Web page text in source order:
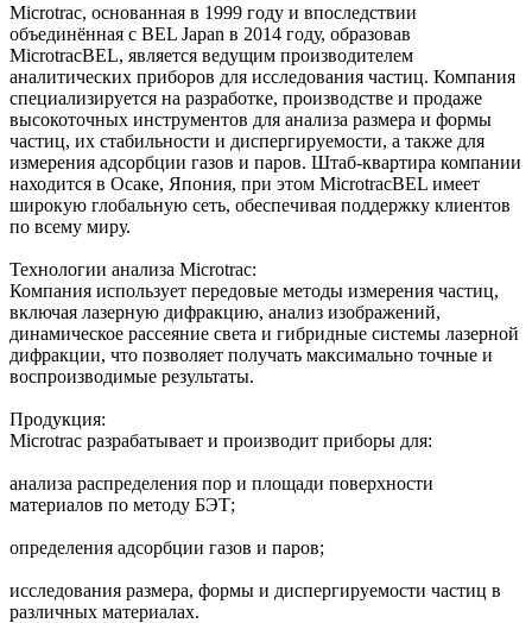
Microtrac, основанная в 1999 году и впоследствии
объединённая с BEL Japan в 2014 году, образовав
MicrotracBEL, является ведущим производителем
аналитических приборов для исследования частиц. Компания
специализируется на разработке, производстве и продаже
высокоточных инструментов для анализа размера и формы
частиц, их стабильности и диспергируемости, а также для
измерения адсорбции газов и паров. Штаб-квартира компании
находится в Осаке, Япония, при этом MicrotracBEL имеет
широкую глобальную сеть, обеспечивая поддержку клиентов
по всему миру.
Технологии анализа Microtrac:
Компания использует передовые методы измерения частиц,
включая лазерную дифракцию, анализ изображений,
динамическое рассеяние света и гибридные системы лазерной
дифракции, что позволяет получать максимально точные и
воспроизводимые результаты.
Продукция:
Microtrac разрабатывает и производит приборы для:
анализа распределения пор и площади поверхности
материалов по методу БЭТ;
определения адсорбции газов и паров;
исследования размера, формы и диспергируемости частиц в
различных материалах.